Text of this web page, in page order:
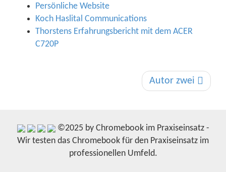
Persönliche Website
Koch Haslital Communications
Thorstens Erfahrungsbericht mit dem ACER
C720P
Autor zwei
©2025 by Chromebook im Praxiseinsatz -
Wir testen das Chromebook für den Praxiseinsatz im
professionellen Umfeld.